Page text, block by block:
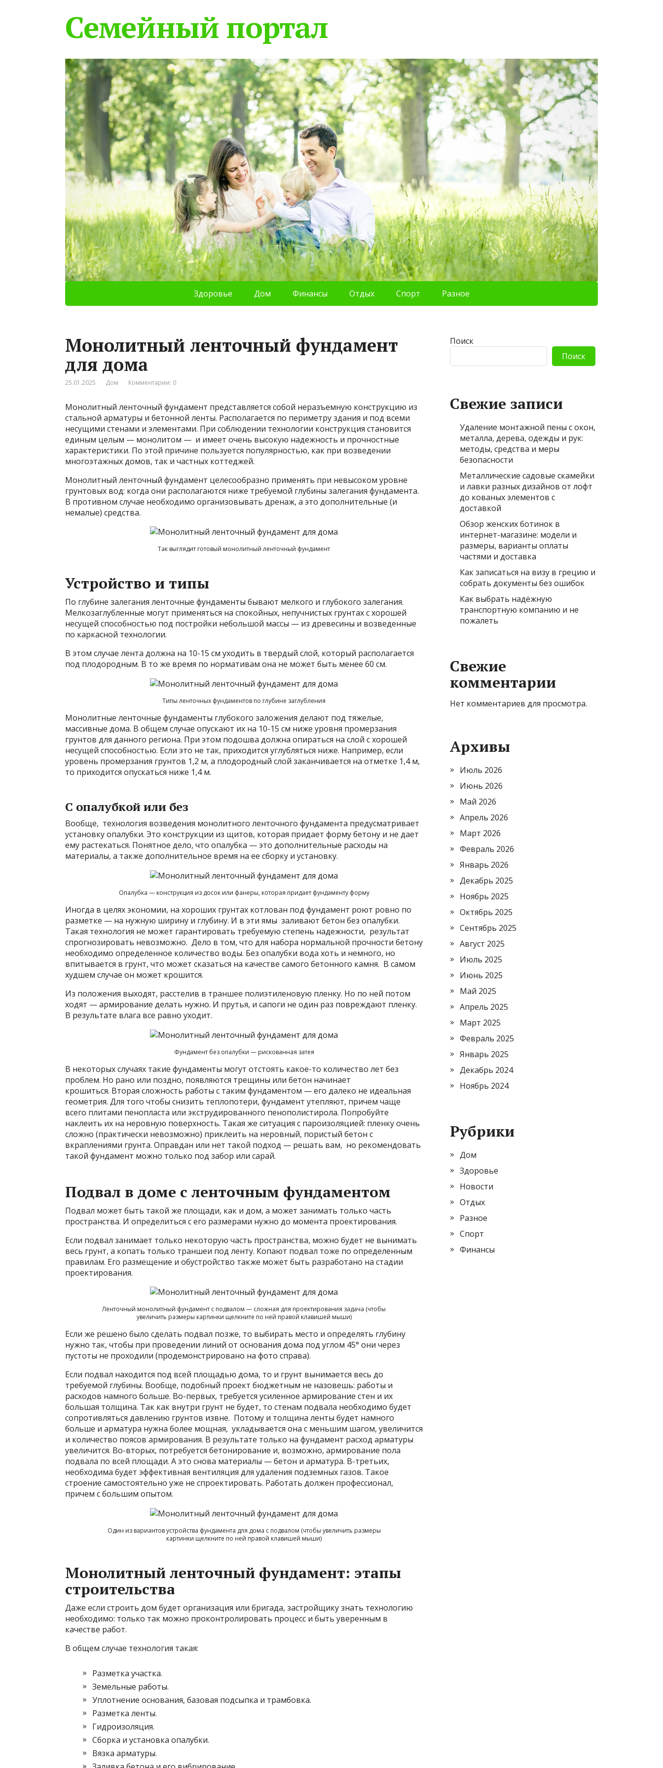
Семейный портал
Здоровье Дом Финансы Отдых Спорт Разное
Монолитный ленточный фундамент
для дома
25.01.2025 Дом Комментарии: 0
Монолитный ленточный фундамент представляется собой неразъемную конструкцию из
стальной арматуры и бетонной ленты. Располагается по периметру здания и под всеми
несущими стенами и элементами. При соблюдении технологии конструкция становится
единым целым — монолитом — и имеет очень высокую надежность и прочностные
характеристики. По этой причине пользуется популярностью, как при возведении
многоэтажных домов, так и частных коттеджей.
Монолитный ленточный фундамент целесообразно применять при невысоком уровне
грунтовых вод: когда они располагаются ниже требуемой глубины залегания фундамента.
В противном случае необходимо организовывать дренаж, а это дополнительные (и
немалые) средства.
Так выглядит готовый монолитный ленточный фундамент
Устройство и типы
По глубине залегания ленточные фундаменты бывают мелкого и глубокого залегания.
Мелкозаглубленные могут применяться на спокойных, непучнистых грунтах с хорошей
несущей способностью под постройки небольшой массы — из древесины и возведенные
по каркасной технологии.
В этом случае лента должна на 10-15 см уходить в твердый слой, который располагается
под плодородным. В то же время по нормативам она не может быть менее 60 см.
Типы ленточных фундаментов по глубине заглубления
Монолитные ленточные фундаменты глубокого заложения делают под тяжелые,
массивные дома. В общем случае опускают их на 10-15 см ниже уровня промерзания
грунтов для данного региона. При этом подошва должна опираться на слой с хорошей
несущей способностью. Если это не так, приходится углубляться ниже. Например, если
уровень промерзания грунтов 1,2 м, а плодородный слой заканчивается на отметке 1,4 м,
то приходится опускаться ниже 1,4 м.
С опалубкой или без
Вообще, технология возведения монолитного ленточного фундамента предусматривает
установку опалубки. Это конструкции из щитов, которая придает форму бетону и не дает
ему растекаться. Понятное дело, что опалубка — это дополнительные расходы на
материалы, а также дополнительное время на ее сборку и установку.
Опалубка — конструкция из досок или фанеры, которая придает фундаменту форму
Иногда в целях экономии, на хороших грунтах котлован под фундамент роют ровно по
разметке — на нужную ширину и глубину. И в эти ямы заливают бетон без опалубки.
Такая технология не может гарантировать требуемую степень надежности, результат
спрогнозировать невозможно. Дело в том, что для набора нормальной прочности бетону
необходимо определенное количество воды. Без опалубки вода хоть и немного, но
впитывается в грунт, что может сказаться на качестве самого бетонного камня. В самом
худшем случае он может крошится.
Из положения выходят, расстелив в траншее полиэтиленовую пленку. Но по ней потом
ходят — армирование делать нужно. И прутья, и сапоги не один раз повреждают пленку.
В результате влага все равно уходит.
Фундамент без опалубки — рискованная затея
В некоторых случаях такие фундаменты могут отстоять какое-то количество лет без
проблем. Но рано или поздно, появляются трещины или бетон начинает
крошиться. Вторая сложность работы с таким фундаментом — его далеко не идеальная
геометрия. Для того чтобы снизить теплопотери, фундамент утепляют, причем чаще
всего плитами пенопласта или экструдированного пенополистирола. Попробуйте
наклеить их на неровную поверхность. Такая же ситуация с пароизоляцией: пленку очень
сложно (практически невозможно) приклеить на неровный, пористый бетон с
вкраплениями грунта. Оправдан или нет такой подход — решать вам, но рекомендовать
такой фундамент можно только под забор или сарай.
Подвал в доме с ленточным фундаментом
Подвал может быть такой же площади, как и дом, а может занимать только часть
пространства. И определиться с его размерами нужно до момента проектирования.
Если подвал занимает только некоторую часть пространства, можно будет не вынимать
весь грунт, а копать только траншеи под ленту. Копают подвал тоже по определенным
правилам. Его размещение и обустройство также может быть разработано на стадии
проектирования.
Ленточный монолитный фундамент с подвалом — сложная для проектирования задача (чтобы
увеличить размеры картинки щелкните по ней правой клавишей мыши)
Если же решено было сделать подвал позже, то выбирать место и определять глубину
нужно так, чтобы при проведении линий от основания дома под углом 45° они через
пустоты не проходили (продемонстрировано на фото справа).
Если подвал находится под всей площадью дома, то и грунт вынимается весь до
требуемой глубины. Вообще, подобный проект бюджетным не назовешь: работы и
расходов намного больше. Во-первых, требуется усиленное армирование стен и их
большая толщина. Так как внутри грунт не будет, то стенам подвала необходимо будет
сопротивляться давлению грунтов извне. Потому и толщина ленты будет намного
больше и арматура нужна более мощная, укладывается она с меньшим шагом, увеличится
и количество поясов армирования. В результате только на фундамент расход арматуры
увеличится. Во-вторых, потребуется бетонирование и, возможно, армирование пола
подвала по всей площади. А это снова материалы — бетон и арматура. В-третьих,
необходима будет эффективная вентиляция для удаления подземных газов. Такое
строение самостоятельно уже не спроектировать. Работать должен профессионал,
причем с большим опытом.
Один из вариантов устройства фундамента для дома с подвалом (чтобы увеличить размеры
картинки щелкните по ней правой клавишей мыши)
Монолитный ленточный фундамент: этапы
строительства
Даже если строить дом будет организация или бригада, застройщику знать технологию
необходимо: только так можно проконтролировать процесс и быть уверенным в
качестве работ.
В общем случае технология такая:
Разметка участка.
Земельные работы.
Уплотнение основания, базовая подсыпка и трамбовка.
Разметка ленты.
Гидроизоляция.
Сборка и установка опалубки.
Вязка арматуры.
Поиск
Поиск
Свежие записи
Удаление монтажной пены с окон,
металла, дерева, одежды и рук:
методы, средства и меры
безопасности
Металлические садовые скамейки
и лавки разных дизайнов от лофт
до кованых элементов с
доставкой
Обзор женских ботинок в
интернет-магазине: модели и
размеры, варианты оплаты
частями и доставка
Как записаться на визу в грецию и
собрать документы без ошибок
Как выбрать надёжную
транспортную компанию и не
пожалеть
Свежие
комментарии
Нет комментариев для просмотра.
Архивы
Июль 2026
Июнь 2026
Май 2026
Апрель 2026
Март 2026
Февраль 2026
Январь 2026
Декабрь 2025
Ноябрь 2025
Октябрь 2025
Сентябрь 2025
Август 2025
Июль 2025
Июнь 2025
Май 2025
Апрель 2025
Март 2025
Февраль 2025
Январь 2025
Декабрь 2024
Ноябрь 2024
Рубрики
Дом
Здоровье
Новости
Отдых
Разное
Спорт
Финансы